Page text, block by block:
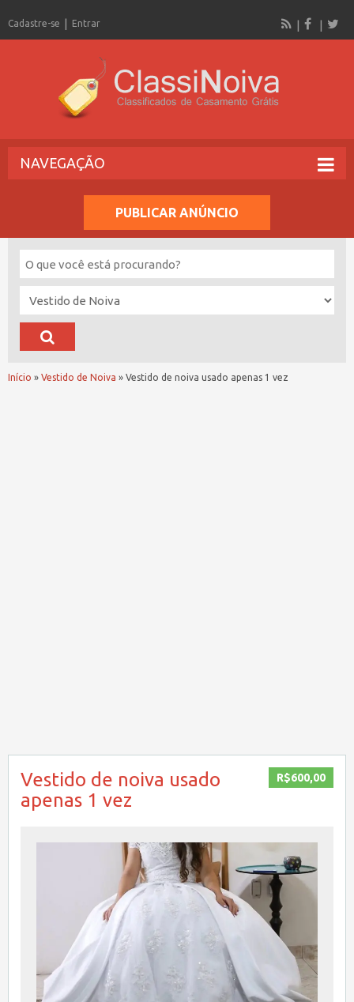
Cadastre-se Entrar
NAVEGAÇÃO
PUBLICAR ANÚNCIO
Início » Vestido de Noiva » Vestido de noiva usado apenas 1 vez
R$600,00
Vestido de noiva usado
apenas 1 vez